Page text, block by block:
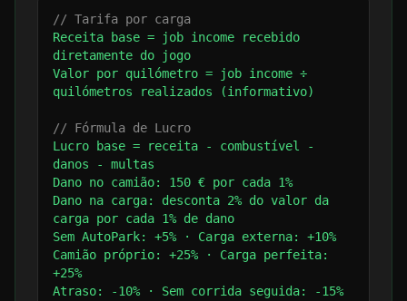
// Tarifa por carga
Receita base = job income recebido
diretamente do jogo
Valor por quilómetro = job income ÷
quilómetros realizados (informativo)
// Fórmula de Lucro
Lucro base = receita - combustível -
danos - multas
Dano no camião: 150 € por cada 1%
Dano na carga: desconta 2% do valor da
carga por cada 1% de dano
Sem AutoPark: +5% · Carga externa: +10%
Camião próprio: +25% · Carga perfeita:
+25%
Atraso: -10% · Sem corrida seguida: -15%